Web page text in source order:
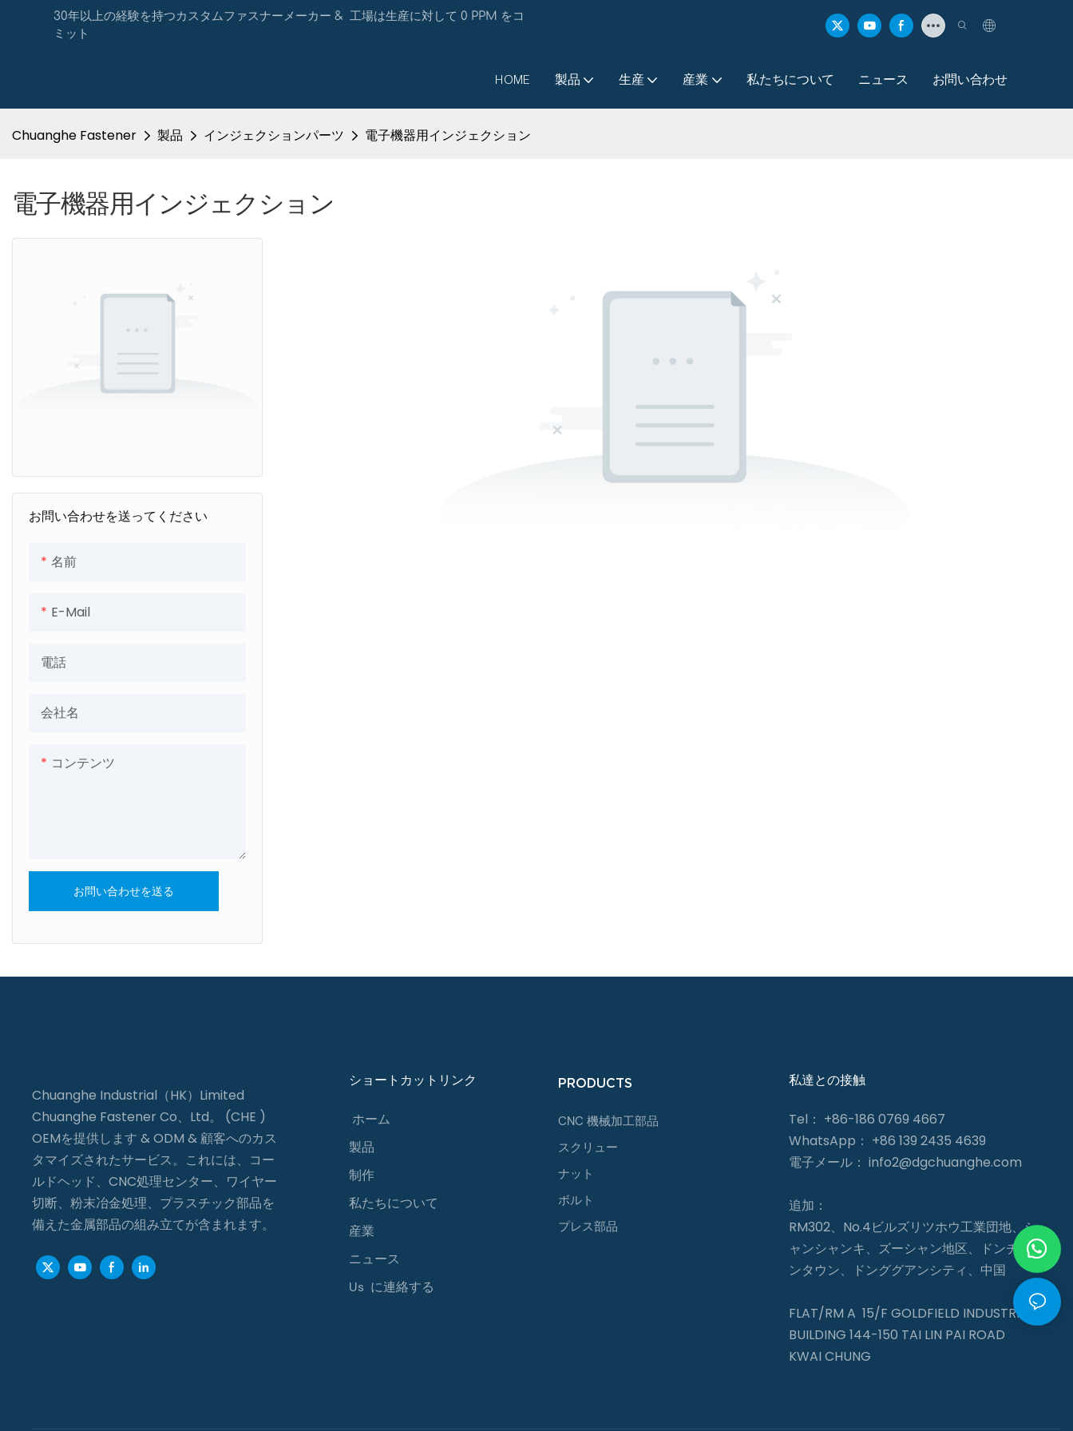
30年以上の経験を持つカスタムファスナーメーカー & 工場は生産に対して 0 PPM をコ
ミット
HOME 製品 生産 産業 私たちについて ニュース お問い合わせ
Chuanghe Fastener 製品 インジェクションパーツ 電子機器用インジェクション
電子機器用インジェクション
お問い合わせを送ってください
名前
E-Mail
電話
会社名
コンテンツ
お問い合わせを送る
Chuanghe Industrial（HK）Limited
Chuanghe Fastener Co、Ltd。 (CHE )
OEMを提供します & ODM & 顧客へのカス
タマイズされたサービス。これには、コー
ルドヘッド、CNC処理センター、ワイヤー
切断、粉末冶金処理、プラスチック部品を
備えた金属部品の組み立てが含まれます。
ショートカットリンク
ホーム
製品
制作
私たちについて
産業
ニュース
Us に連絡する
PRODUCTS
CNC 機械加工部品
スクリュー
ナット
ボルト
プレス部品
私達との接触
Tel： +86-186 0769 4667
WhatsApp： +86 139 2435 4639
電子メール： info2@dgchuanghe.com
追加：
RM302、No.4ビルズリツホウ工業団地、シ
ャンシャンキ、ズーシャン地区、ドンチェ
ンタウン、ドンググアンシティ、中国
FLAT/RM A 15/F GOLDFIELD INDUSTRIAL
BUILDING 144-150 TAI LIN PAI ROAD
KWAI CHUNG